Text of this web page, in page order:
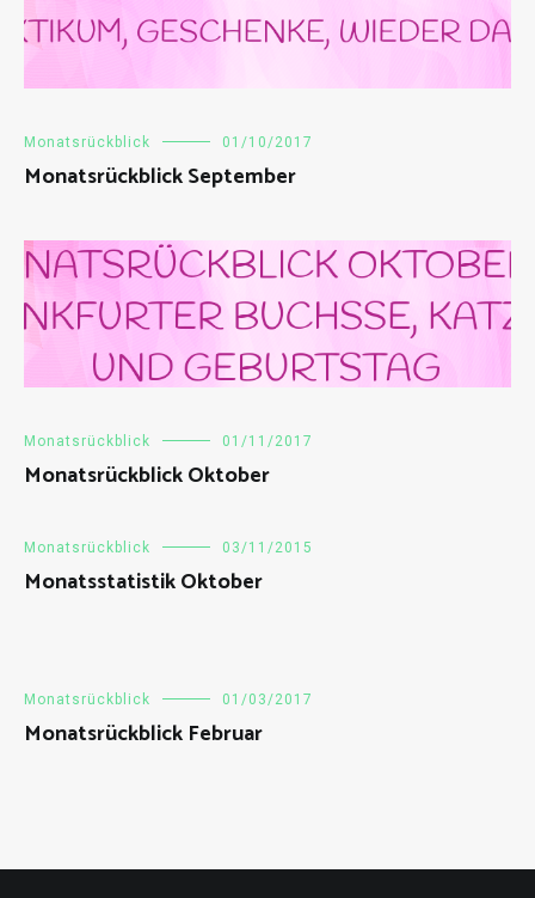
Monatsrückblick 01/10/2017
Monatsrückblick September
Monatsrückblick 01/11/2017
Monatsrückblick Oktober
Monatsrückblick 03/11/2015
Monatsstatistik Oktober
Monatsrückblick 01/03/2017
Monatsrückblick Februar